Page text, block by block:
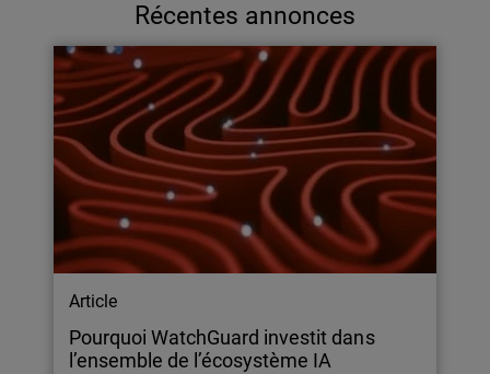
Récentes annonces
Article
Pourquoi WatchGuard investit dans
l’ensemble de l’écosystème IA